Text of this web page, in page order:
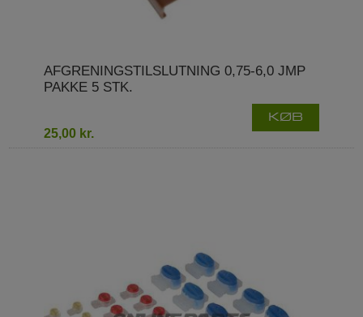
AFGRENINGSTILSLUTNING 0,75-6,0 JMP
PAKKE 5 STK.
25,00 kr.
KØB